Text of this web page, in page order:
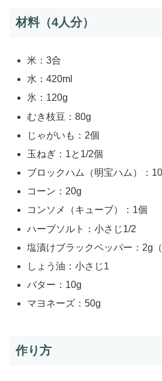
材料（4人分）
米：3合
水：420ml
氷：120g
むき枝豆：80g
じゃがいも：2個
玉ねぎ：1と1/2個
ブロックハム（明宝ハム）：
コーン：20g
コンソメ（キューブ）：1個
ハーブソルト：小さじ1/2
塩漬けブラックペッパー：2g（
しょう油：小さじ1
バター：10g
マヨネーズ：50g
作り方